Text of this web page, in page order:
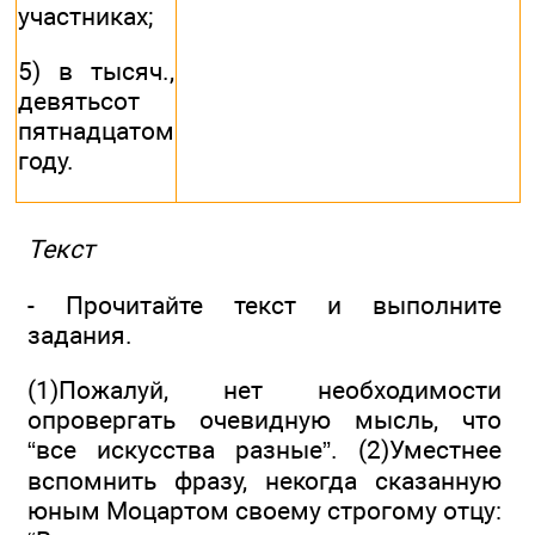
участниках;
5) в тысяч.,
девятьсот
пятнадцатом
году.
Текст
- Прочитайте текст и выполните
задания.
(1)Пожалуй, нет необходимости
опровергать очевидную мысль, что
“все искусства разные”. (2)Уместнее
вспомнить фразу, некогда сказанную
юным Моцартом своему строгому отцу: